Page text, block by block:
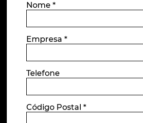
Nome *
Empresa *
Telefone
Código Postal *